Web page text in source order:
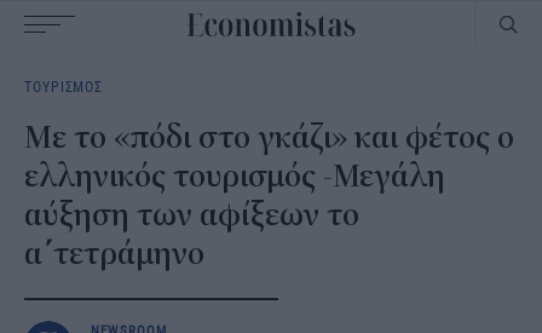
navigation
ΤΟΥΡΙΣΜΟΣ
Mε το «πόδι στο γκάζι» και φέτος ο
ελληνικός τουρισμός -Μεγάλη
αύξηση των αφίξεων το
α΄τετράμηνο